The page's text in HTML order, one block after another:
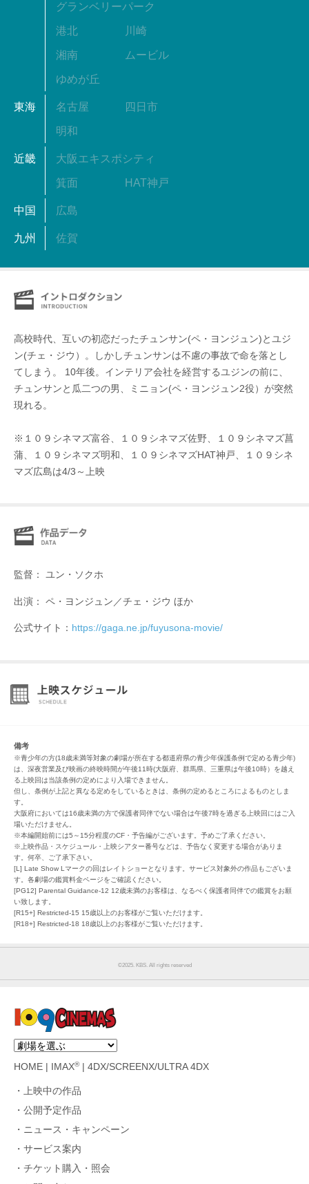
グランベリーパーク
港北 川崎
湘南 ムービル
ゆめが丘
東海 名古屋 四日市
明和
近畿 大阪エキスポシティ
箕面 HAT神戸
中国 広島
九州 佐賀
⾼校時代、互いの初恋だったチュンサン(ペ・ヨンジュン)とユジ
ン(チェ・ジウ）。しかしチュンサンは不慮の事故で命を落とし
てしまう。 10年後。インテリア会社を経営するユジンの前に、
チュンサンと⽠⼆つの男、ミニョン(ペ・ヨンジュン2役）が突然
現れる。
※１０９シネマズ富谷、１０９シネマズ佐野、１０９シネマズ菖
蒲、１０９シネマズ明和、１０９シネマズHAT神戸、１０９シネ
マズ広島は4/3～上映
監督： ユン・ソクホ
出演： ペ・ヨンジュン／チェ・ジウ ほか
公式サイト： https://gaga.ne.jp/fuyusona-movie/
備考
※青少年の方(18歳未満等対象の劇場が所在する都道府県の青少年保護条例で定める青少年)
は、深夜営業及び映画の終映時間が午後11時(大阪府、群馬県、三重県は午後10時）を越え
る上映回は当該条例の定めにより入場できません。
但し、条例が上記と異なる定めをしているときは、条例の定めるところによるものとしま
す。
大阪府においては16歳未満の方で保護者同伴でない場合は午後7時を過ぎる上映回にはご入
場いただけません。
※本編開始前には5～15分程度のCF・予告編がございます。予めご了承ください。
※上映作品・スケジュール・上映シアター番号などは、予告なく変更する場合がありま
す。何卒、ご了承下さい。
[L] Late Show Lマークの回はレイトショーとなります。サービス対象外の作品もございま
す。各劇場の鑑賞料金ページをご確認ください。
[PG12] Parental Guidance-12 12歳未満のお客様は、なるべく保護者同伴での鑑賞をお願
い致します。
[R15+] Restricted-15 15歳以上のお客様がご覧いただけます。
[R18+] Restricted-18 18歳以上のお客様がご覧いただけます。
©︎2025. KBS. All rights reserved
HOME IMAX®| 4DX/SCREENX/ULTRA 4DX
上映中の作品
公開予定作品
ニュース・キャンペーン
サービス案内
チケット購入・照会